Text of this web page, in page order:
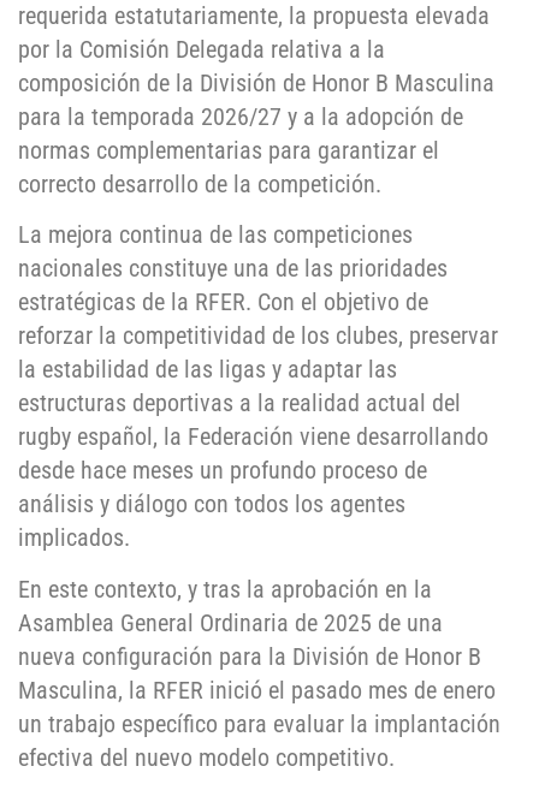
requerida estatutariamente, la propuesta elevada
por la Comisión Delegada relativa a la
composición de la División de Honor B Masculina
para la temporada 2026/27 y a la adopción de
normas complementarias para garantizar el
correcto desarrollo de la competición.
La mejora continua de las competiciones
nacionales constituye una de las prioridades
estratégicas de la RFER. Con el objetivo de
reforzar la competitividad de los clubes, preservar
la estabilidad de las ligas y adaptar las
estructuras deportivas a la realidad actual del
rugby español, la Federación viene desarrollando
desde hace meses un profundo proceso de
análisis y diálogo con todos los agentes
implicados.
En este contexto, y tras la aprobación en la
Asamblea General Ordinaria de 2025 de una
nueva configuración para la División de Honor B
Masculina, la RFER inició el pasado mes de enero
un trabajo específico para evaluar la implantación
efectiva del nuevo modelo competitivo.